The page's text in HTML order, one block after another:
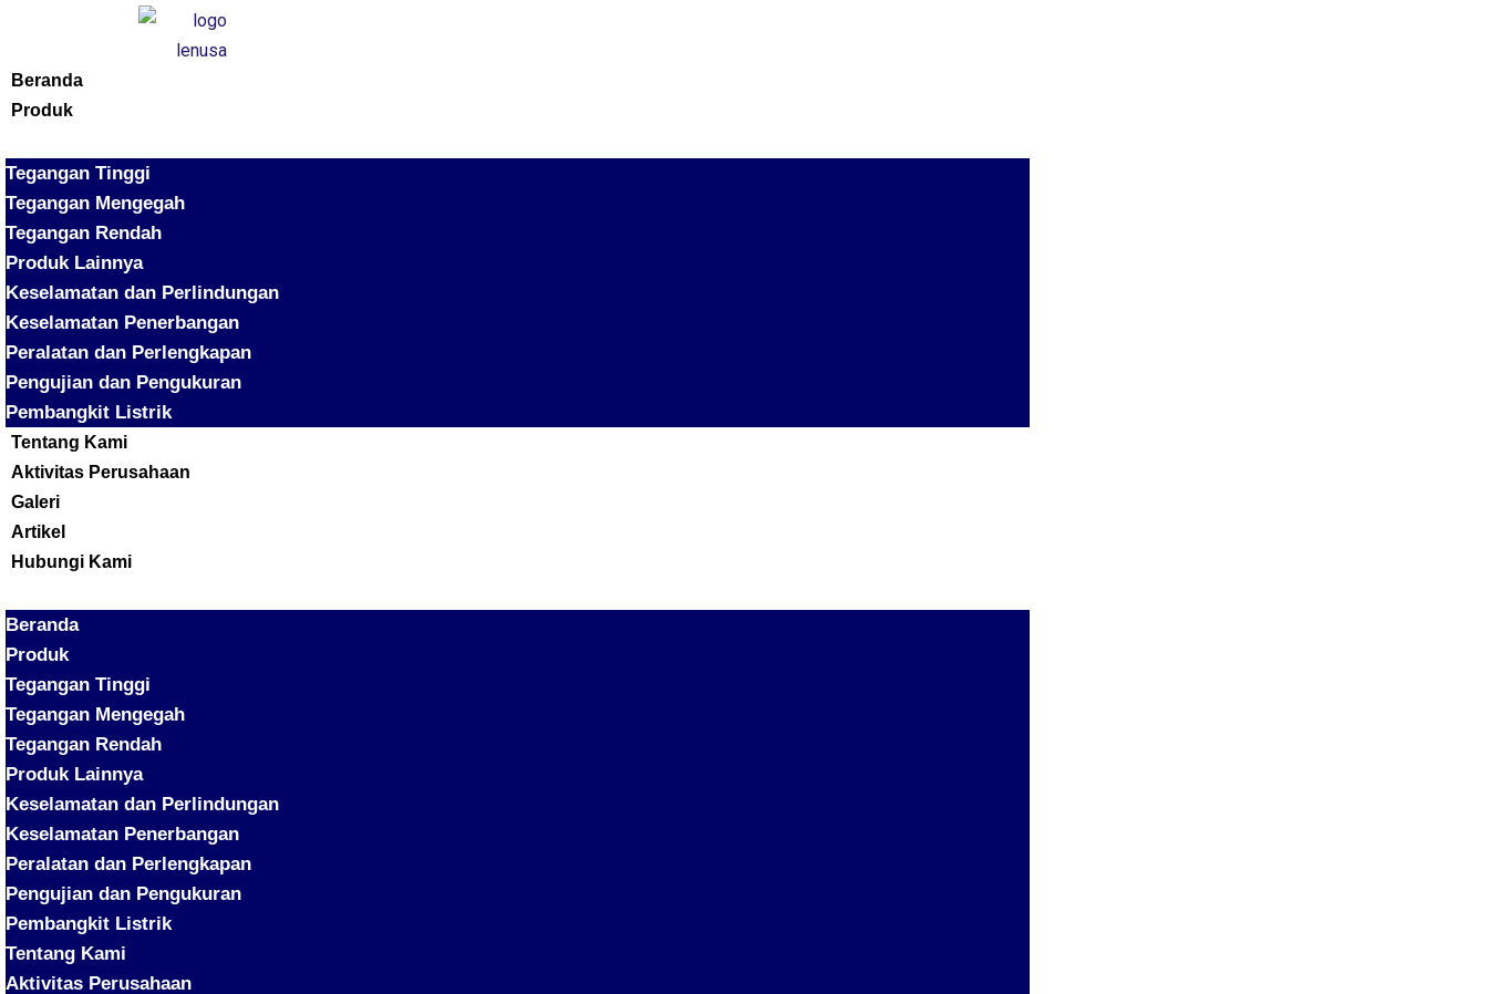
Beranda
Produk
Tegangan Tinggi
Tegangan Mengegah
Tegangan Rendah
Produk Lainnya
Keselamatan dan Perlindungan
Keselamatan Penerbangan
Peralatan dan Perlengkapan
Pengujian dan Pengukuran
Pembangkit Listrik
Tentang Kami
Aktivitas Perusahaan
Galeri
Artikel
Hubungi Kami
Beranda
Produk
Tegangan Tinggi
Tegangan Mengegah
Tegangan Rendah
Produk Lainnya
Keselamatan dan Perlindungan
Keselamatan Penerbangan
Peralatan dan Perlengkapan
Pengujian dan Pengukuran
Pembangkit Listrik
Tentang Kami
Aktivitas Perusahaan